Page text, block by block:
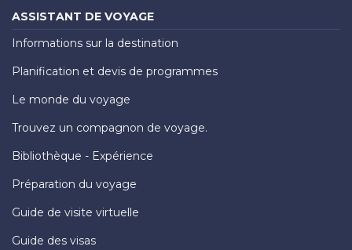
ASSISTANT DE VOYAGE
Informations sur la destination
Planification et devis de programmes
Le monde du voyage
Trouvez un compagnon de voyage.
Bibliothèque - Expérience
Préparation du voyage
Guide de visite virtuelle
Guide des visas